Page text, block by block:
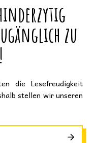
zu
die Lesefreudigkeit
stellen wir unseren